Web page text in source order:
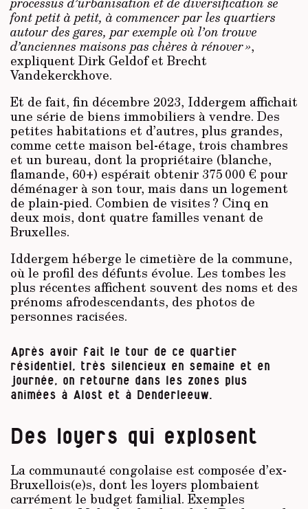
font petit à petit, à commencer par les quartiers
autour des gares, par exemple où l’on trouve
d’anciennes maisons pas chères à rénover »,
expliquent Dirk Geldof et Brecht
Vandekerckhove.
Et de fait, fin décembre 2023, Iddergem affichait
une série de biens immobiliers à vendre. Des
petites habitations et d’autres, plus grandes,
comme cette maison bel-étage, trois chambres
et un bureau, dont la propriétaire (blanche,
flamande, 60+) espérait obtenir 375 000 € pour
déménager à son tour, mais dans un logement
de plain-pied. Combien de visites ? Cinq en
deux mois, dont quatre familles venant de
Bruxelles.
Iddergem héberge le cimetière de la commune,
où le profil des défunts évolue. Les tombes les
plus récentes affichent souvent des noms et des
prénoms afrodescendants, des photos de
personnes racisées.
Après avoir fait le tour de ce quartier
résidentiel, très silencieux en semaine et en
journée, on retourne dans les zones plus
animées à Alost et à Denderleeuw.
Des loyers qui explosent
La communauté congolaise est composée d’ex-
Bruxellois(e)s, dont les loyers plombaient
carrément le budget familial. Exemples